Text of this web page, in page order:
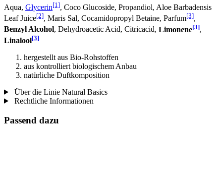
Aqua, Glycerin[1], Coco Glucoside, Propandiol, Aloe Barbadensis
Leaf Juice[2], Maris Sal, Cocamidopropyl Betaine, Parfum[3],
Benzyl Alcohol, Dehydroacetic Acid, Citricacid, Limonene[3],
Linalool[3]
hergestellt aus Bio-Rohstoffen
aus kontrolliert biologischem Anbau
natürliche Duftkomposition
Über die Linie Natural Basics
Rechtliche Informationen
Passend dazu